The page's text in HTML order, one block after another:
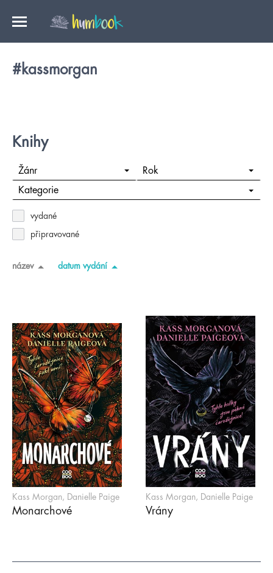
#kassmorgan
Knihy
Žánr Rok
Kategorie
vydané
připravované
název datum vydání
Kass Morgan, Danielle Paige
Monarchové
Kass Morgan, Danielle Paige
Vrány